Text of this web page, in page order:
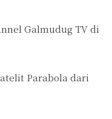
Galmudug TV di
Parabola dari